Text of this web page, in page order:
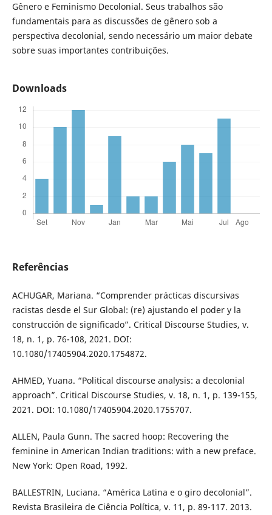
Gênero e Feminismo Decolonial. Seus trabalhos são
fundamentais para as discussões de gênero sob a
perspectiva decolonial, sendo necessário um maior debate
sobre suas importantes contribuições.
Downloads
Referências
ACHUGAR, Mariana. “Comprender prácticas discursivas
racistas desde el Sur Global: (re) ajustando el poder y la
construcción de significado”. Critical Discourse Studies, v.
18, n. 1, p. 76-108, 2021. DOI:
10.1080/17405904.2020.1754872.
AHMED, Yuana. “Political discourse analysis: a decolonial
approach”. Critical Discourse Studies, v. 18, n. 1, p. 139-155,
2021. DOI: 10.1080/17405904.2020.1755707.
ALLEN, Paula Gunn. The sacred hoop: Recovering the
feminine in American Indian traditions: with a new preface.
New York: Open Road, 1992.
BALLESTRIN, Luciana. “América Latina e o giro decolonial”.
Revista Brasileira de Ciência Política, v. 11, p. 89-117. 2013.